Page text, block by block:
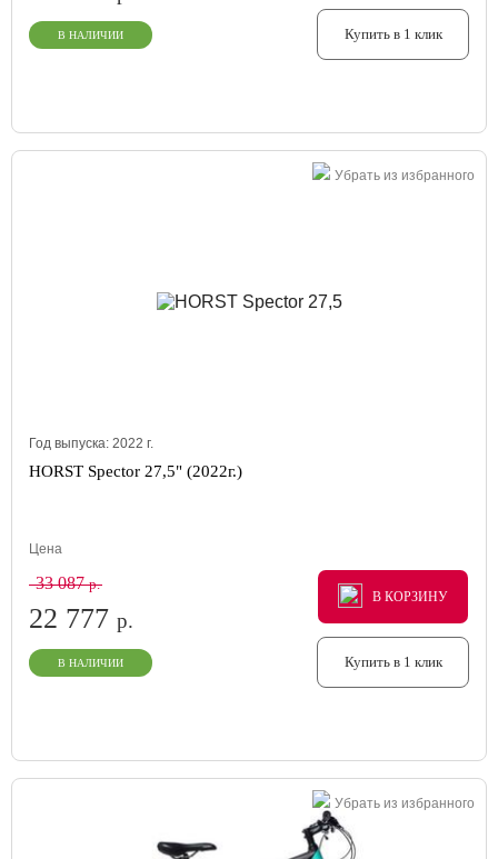
В НАЛИЧИИ Купить в 1 клик
Убрать из избранного
Год выпуска: 2022 г.
HORST Spector 27,5" (2022г.)
Цена
33 087р.
22 777 р.
В НАЛИЧИИ
В КОРЗИНУ
В КОРЗИНУ
В КОРЗИНУ
Купить в 1 клик
Убрать из избранного